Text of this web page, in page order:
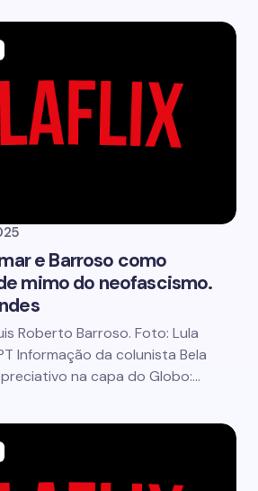
e Barroso como
mimo do neofascismo.
Roberto Barroso. Foto: Lula
Informação da colunista Bela
na capa do Globo:…